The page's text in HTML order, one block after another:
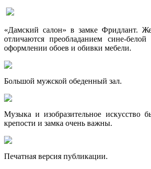
«Дамский салон» в замке Фридлант.
отличаются преобладанием сине-
оформлении обоев и обивки мебели.
Большой мужской обеденный зал.
Музыка и изобразительное искусство
крепости и замка очень важны.
Печатная версия публикации.